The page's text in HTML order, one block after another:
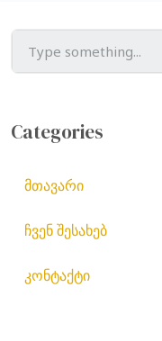
Categories
მთავარი
ჩვენ შესახებ
კონტაქტი